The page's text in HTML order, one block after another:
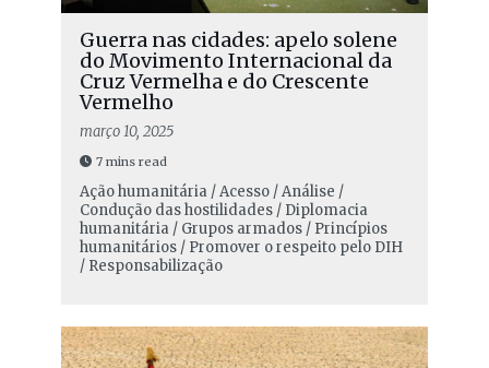
Guerra nas cidades: apelo solene
do Movimento Internacional da
Cruz Vermelha e do Crescente
Vermelho
março 10, 2025
7 mins read
Ação humanitária / Acesso / Análise /
Condução das hostilidades / Diplomacia
humanitária / Grupos armados / Princípios
humanitários / Promover o respeito pelo DIH
/ Responsabilização